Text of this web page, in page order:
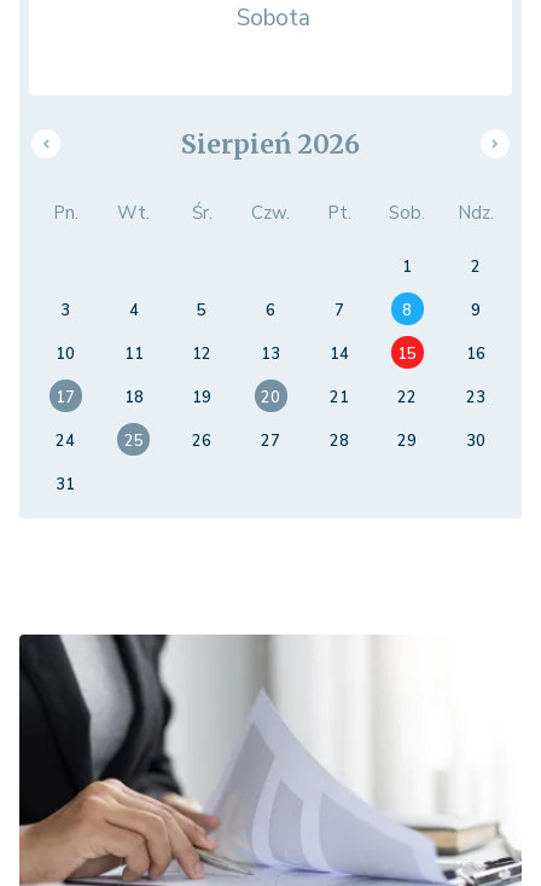
Sobota
Sierpień 2026
Pn. Wt. Śr. Czw. Pt. Sob. Ndz.
1
2
3
4 5 6 7 8
9
10
11 12 13 14 15
16
17
18 19 20 21 22
23
24
25 26 27 28 29
30
31